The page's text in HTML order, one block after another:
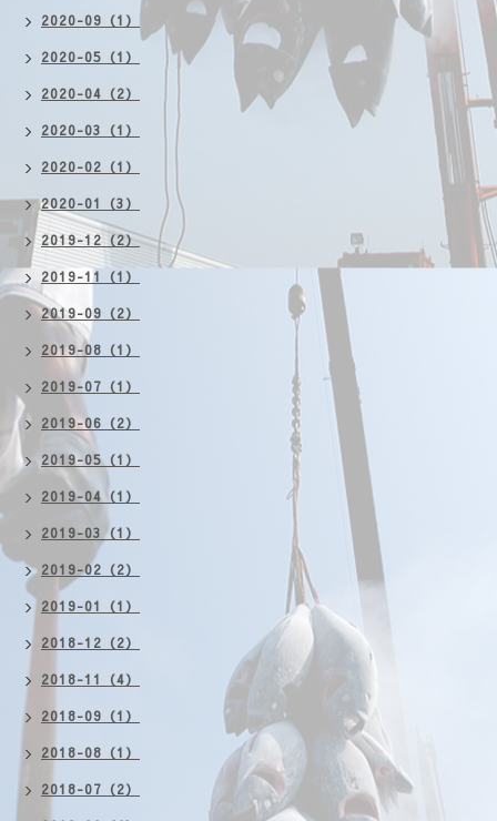
2020-09（1）
2020-05（1）
2020-04（2）
2020-03（1）
2020-02（1）
2020-01（3）
2019-12（2）
2019-11（1）
2019-09（2）
2019-08（1）
2019-07（1）
2019-06（2）
2019-05（1）
2019-04（1）
2019-03（1）
2019-02（2）
2019-01（1）
2018-12（2）
2018-11（4）
2018-09（1）
2018-08（1）
2018-07（2）